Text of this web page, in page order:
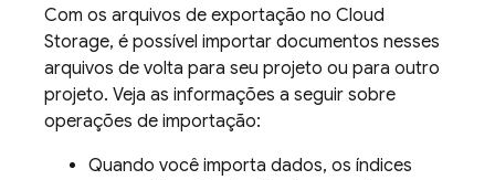
Com os arquivos de exportação no Cloud
Storage, é possível importar documentos nesses
arquivos de volta para seu projeto ou para outro
projeto. Veja as informações a seguir sobre
operações de importação:
Quando você importa dados, os índices